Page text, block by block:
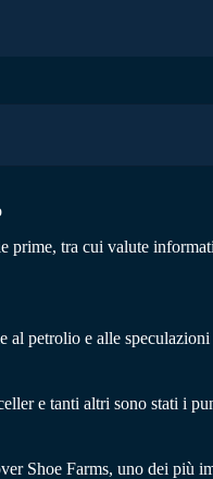
tra cui valute
petrolio e alle
e tanti altri sono stati i
Shoe Farms, uno dei più